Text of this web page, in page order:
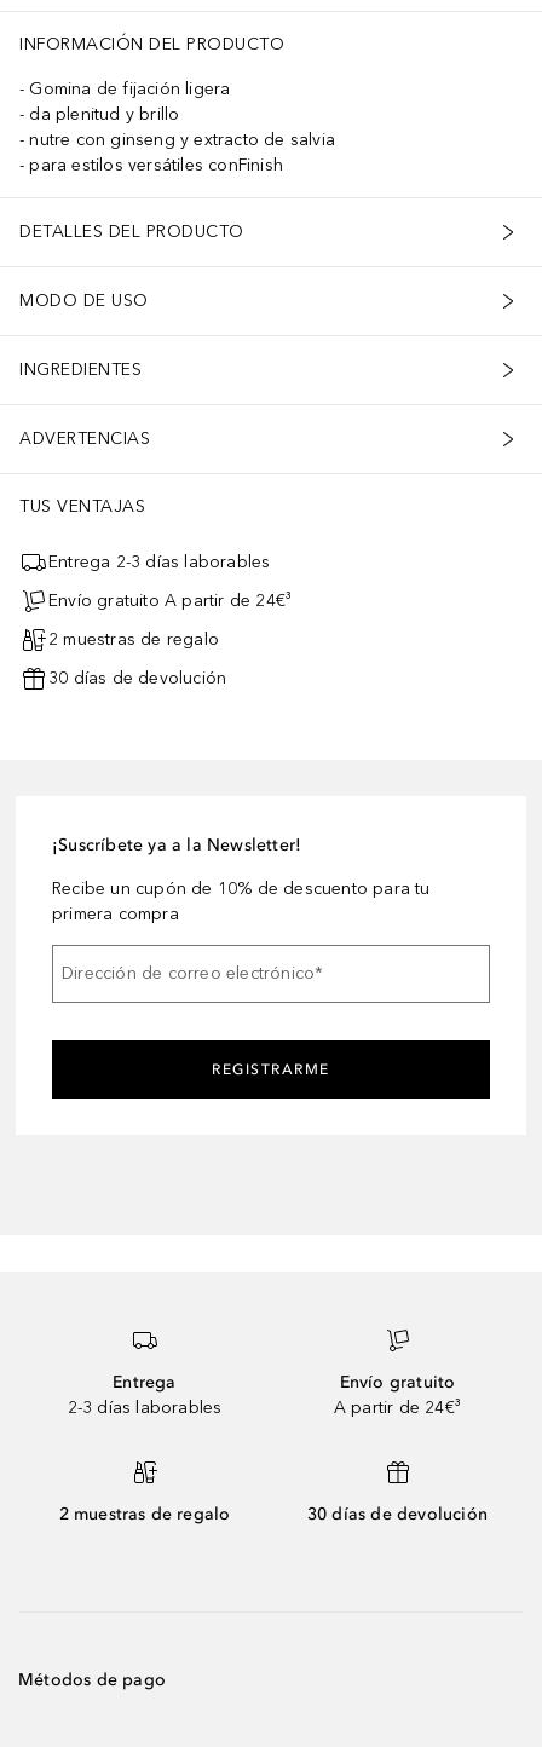
INFORMACIÓN DEL PRODUCTO
Gomina de fijación ligera
da plenitud y brillo
nutre con ginseng y extracto de salvia
para estilos versátiles conFinish
DETALLES DEL PRODUCTO
MODO DE USO
INGREDIENTES
ADVERTENCIAS
TUS VENTAJAS
Entrega 2-3 días laborables
Envío gratuito A partir de 24€³
2 muestras de regalo
30 días de devolución
¡Suscríbete ya a la Newsletter!
Recibe un cupón de 10% de descuento para tu
primera compra
Dirección de correo electrónico*
REGISTRARME
Entrega
2-3 días laborables
Envío gratuito
A partir de 24€³
2 muestras de regalo 30 días de devolución
Métodos de pago